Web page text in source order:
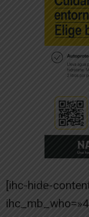
[ihc-hide-